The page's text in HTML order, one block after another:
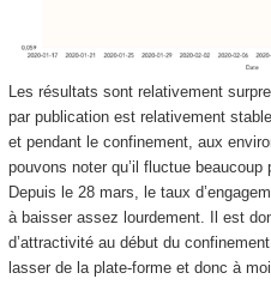
Les résultats sont relativement
par publication est relativement
et pendant le confinement, aux
pouvons noter qu’il fluctue beaucoup
Depuis le 28 mars, le taux
à baisser assez lourdement. Il est
d’attractivité au début du
lasser de la plate-forme et donc à